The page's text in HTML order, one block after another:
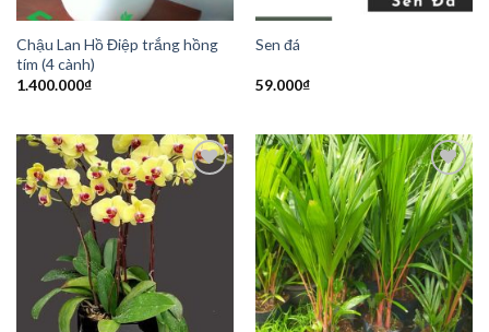
Chậu Lan Hồ Điệp trắng hồng
tím (4 cành)
1.400.000₫
Sen đá
59.000₫
Add to
Wishlist